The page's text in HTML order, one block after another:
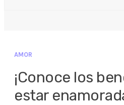
AMOR
¡Conoce los
estar